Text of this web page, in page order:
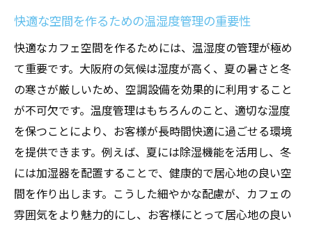
快適な空間を作るための温湿度管理の重要性
快適なカフェ空間を作るためには、温湿度の管理が極め
て重要です。大阪府の気候は湿度が高く、夏の暑さと冬
の寒さが厳しいため、空調設備を効果的に利用すること
が不可欠です。温度管理はもちろんのこと、適切な湿度
を保つことにより、お客様が長時間快適に過ごせる環境
を提供できます。例えば、夏には除湿機能を活用し、冬
には加湿器を配置することで、健康的で居心地の良い空
間を作り出します。こうした細やかな配慮が、カフェの
雰囲気をより魅力的にし、お客様にとって居心地の良い